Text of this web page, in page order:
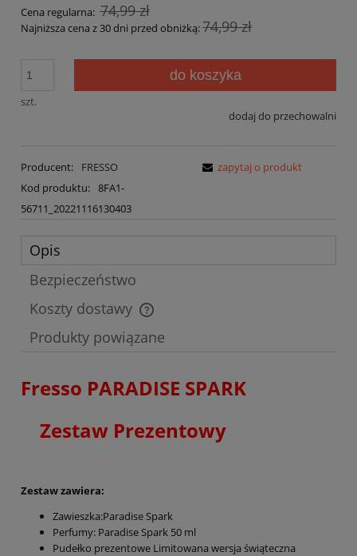
Cena regularna: 74,99 zł
Najniższa cena z 30 dni przed obniżką:74,99 zł
szt.
do koszyka
dodaj do przechowalni
Producent:
FRESSO
Kod produktu: 8FA1-
56711_20221116130403
zapytaj o produkt
Opis
Bezpieczeństwo
Koszty dostawy
Cena nie zawiera ewentualnych kosztów płatności
Produkty powiązane
Fresso PARADISE SPARK
Zestaw Prezentowy
Zestaw zawiera:
Zawieszka:Paradise Spark
Perfumy: Paradise Spark 50 ml
Pudełko prezentowe Limitowana wersja świąteczna